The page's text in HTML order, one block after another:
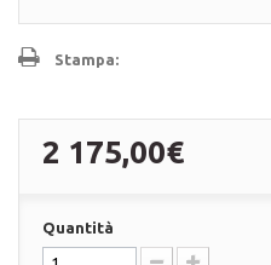
Stampa:
2 175,00€
Quantità